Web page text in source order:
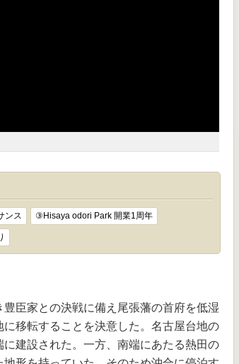
ンス ③Hisaya odori Park 開業1周年
臣家との決戦に備え尾張藩の首府を低湿
移転することを決意した。名古屋台地の
建設された。一方、南端にあたる熱田の